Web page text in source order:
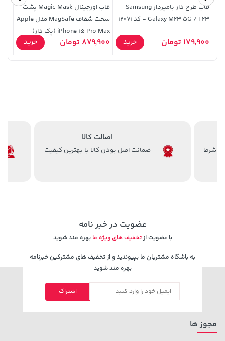
قاب طرح دار بامپردار Samsung
Galaxy M23 5G / F23 - کد 12071
179,900 تومان خرید
قاب اورجینال Magic Mask پشت
سخت شفاف MagSafe مدل Apple
iPhone 15 Pro Max (پک دار)
879,900 تومان خرید
اصالت کالا
ضمانت اصل بودن کالا با بهترین کیفیت
عضویت در خبر نامه
با عضویت ازتخفیف های ویژه ما بهره مند شوید
به باشگاه مشتریان ما بپیوندید و از تخفیف های مشترکین خبرنامه
بهره مند شوید
اشتراک
مجوز ها